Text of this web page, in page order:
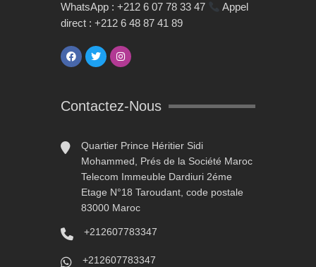
WhatsApp : +212 6 07 78 33 47
Appel
direct : +212 6 48 87 41 89
Contactez-Nous
Quartier Prince Héritier Sidi
Mohammed, Prés de la Société Maroc
Telecom Immeuble Dardiuri 2éme
Etage N°18 Taroudant, code postale
83000 Maroc
+212607783347
+212607783347